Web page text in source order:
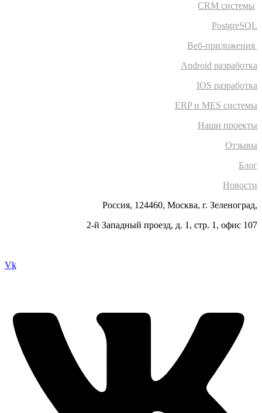
CRM системы
PostgreSQL
Веб-приложения
Android разработка
IOS разработка
ERP и MES системы
Наши проекты
Отзывы
Блог
Новости
Россия, 124460, Москва, г. Зеленоград,
2-й Западный проезд, д. 1, стр. 1, офис 107
Vk